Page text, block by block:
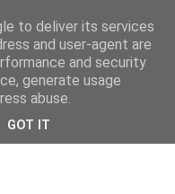
to deliver its services
and user-agent are
and security
generate usage
abuse.
GOT IT